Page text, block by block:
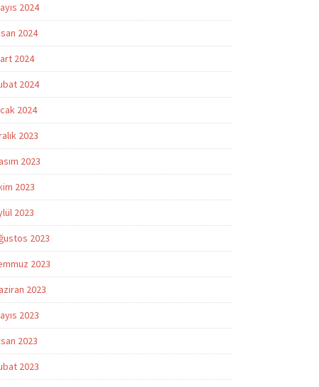
2024
2024
2024
2024
2024
2023
2023
2023
2023
2023
2023
2023
2023
2023
2023